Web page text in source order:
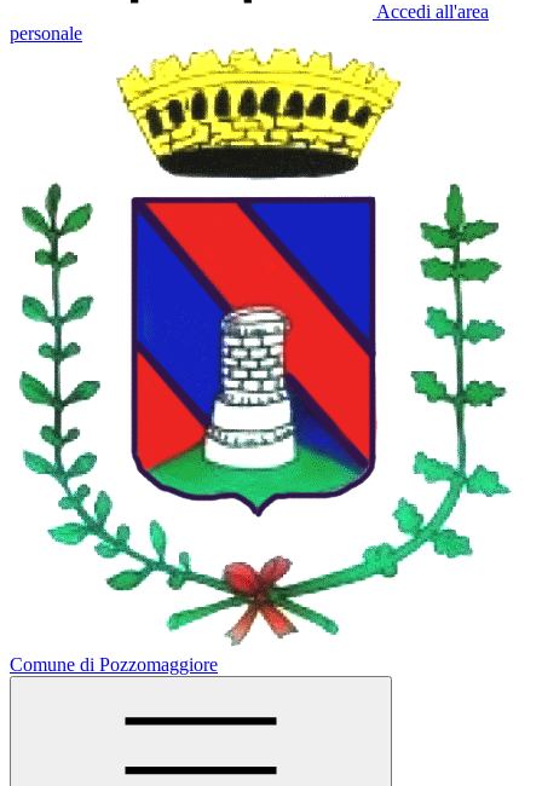
Accedi all'area
personale
Comune di Pozzomaggiore